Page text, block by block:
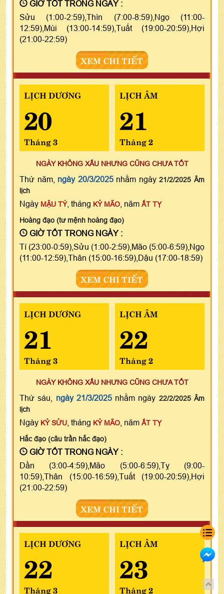
GIỜ TỐT TRONG NGÀY :
Sửu (1:00-2:59),Thìn (7:00-8:59),Ngọ (11:00-
12:59),Mùi (13:00-14:59),Tuất (19:00-20:59),Hợi
(21:00-22:59)
XEM CHI TIẾT
LỊCH DƯƠNG
20
Tháng 3
LỊCH ÂM
21
Tháng 2
NGÀY KHÔNG XẤU NHƯNG CŨNG CHƯA TỐT
Thứ năm, ngày 20/3/2025nhằm ngày21/2/2025 Âm
lịch
Ngày MẬU TÝ, tháng KỶ MÃO , năm ẤT TỴ
Hoàng đạo (tư mệnh hoàng đạo)
GIỜ TỐT TRONG NGÀY :
Tí (23:00-0:59),Sửu (1:00-2:59),Mão (5:00-6:59),Ngọ
(11:00-12:59),Thân (15:00-16:59),Dậu (17:00-18:59)
XEM CHI TIẾT
LỊCH DƯƠNG
21
Tháng 3
LỊCH ÂM
22
Tháng 2
NGÀY KHÔNG XẤU NHƯNG CŨNG CHƯA TỐT
Thứ sáu, ngày 21/3/2025nhằm ngày 22/2/2025 Âm
lịch
Ngày KỶ SỬU , tháng KỶ MÃO , năm ẤT TỴ
Hắc đạo (câu trần hắc đạo)
GIỜ TỐT TRONG NGÀY :
Dần (3:00-4:59),Mão (5:00-6:59),Tỵ (9:00-
10:59),Thân (15:00-16:59),Tuất (19:00-20:59),Hợi
(21:00-22:59)
XEM CHI TIẾT
LỊCH DƯƠNG
22
Tháng 3
LỊCH ÂM
23
Tháng 2